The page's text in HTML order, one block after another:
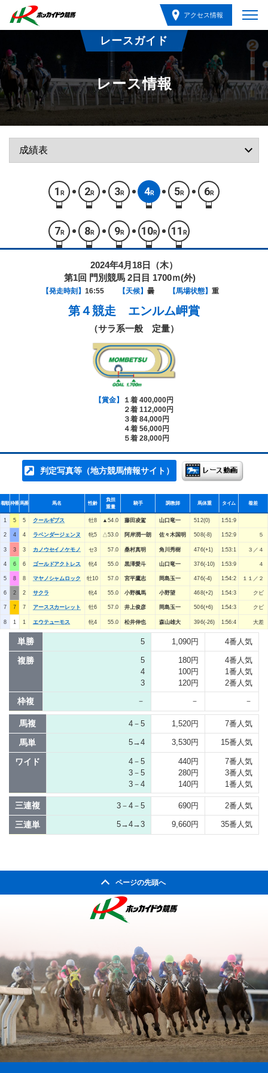
アクセス情報
レースガイド
レース情報
1 R 2R 3R 4R 5R 6R
7 R 8R 9R 10R 11 R
2024年4月18日（木）
第1回 門別競馬 2日目 1700ｍ(外)
【発走時刻】 16:55 【天候】 曇 【馬場状態】 重
第４競走 エンルム岬賞
（サラ系一般 定量）
【賞金】
１着 400,000円
２着 112,000円
３着 84,000円
４着 56,000円
５着 28,000円
判定写真等（地方競馬情報サイト）
着順枠番馬番 馬名 性齢
負担
重量
騎手 調教師 馬体重 タイム 着差
1 5 5 クールギブス 牡8 ▲54.0 藤田凌駕 山口竜一 512(0) 1:51:9
2 4 4 ラベンダージェンヌ 牝5 △53.0 阿岸潤一朗 佐々木国明 508(-8) 1:52:9 ５
3 3 3 カノウセイノケモノ セ3 57.0 桑村真明 角川秀樹 476(+1) 1:53:1 ３／４
4 6 6 ゴールドアクトレス 牝4 55.0 黒澤愛斗 山口竜一 376(-10) 1:53:9 ４
5 8 8 マヤノシャムロック 牡10 57.0 宮平鷹志 岡島玉一 476(-4) 1:54:2 １１／２
6 2 2 サクラ 牝4 55.0 小野楓馬 小野望 468(+2) 1:54:3 クビ
7 7 7 アーススカーレット 牡6 57.0 井上俊彦 岡島玉一 506(+6) 1:54:3 クビ
8 1 1 エウテューモス 牝4 55.0 松井伸也 森山雄大 396(-26) 1:56:4 大差
単勝 5 1,090円 4番人気
複勝
5
4
3
180円
100円
120円
4番人気
1番人気
2番人気
枠複 － － －
馬複 4－5 1,520円 7番人気
馬単 5→4 3,530円 15番人気
ワイド
4－5
3－5
3－4
440円
280円
140円
7番人気
3番人気
1番人気
三連複 3－4－5 690円 2番人気
三連単 5→4→3 9,660円 35番人気
ページの先頭へ